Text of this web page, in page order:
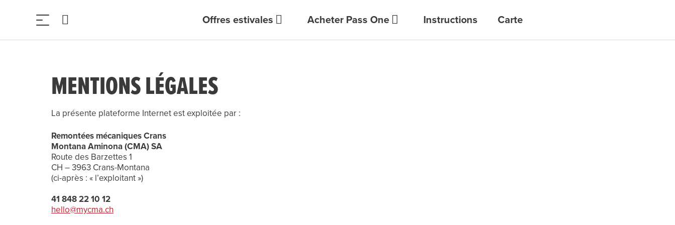
Offres estivales Acheter Pass One Instructions Carte
MENTIONS LÉGALES
La présente plateforme Internet est exploitée par :
Remontées mécaniques Crans
Montana Aminona (CMA) SA
Route des Barzettes 1
CH – 3963 Crans-Montana
(ci-après : « l’exploitant »)
hello@mycma.ch